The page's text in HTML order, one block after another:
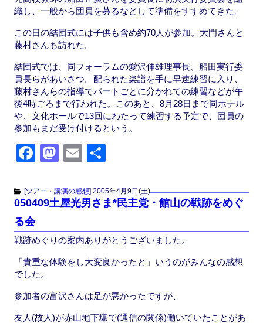
織し、一般から団員を募るなどして準備をすすめてきた。
この日の結団式には子供も含め約70人が参加。大門さんと
藤村さんも訪れた。
結団式では、同フォーラムの愛沢伸雄理事長、船田実行委
員長らがあいさつ。配られた楽譜を手に早速練習に入り、
藤村さんらの指導でパートごとに分かれての練習などが午
後4時ごろまで行われた。このあと、8月28日まで同ホテル
や、文化ホールで13回にわたって練習する予定で、団員の
参加もまだ受け付けるという。
F
c
e
b
o
o
k
M
st
o
d
o
n
E
ail
[ツアー・講演の感想] 2005年4月9日(土)
050409土屋光男さま*民主党・館山の戦跡をめぐ
る会
戦跡めぐりの案内ありがとうございました。
「貴重な体験をし大変良かったと」いうのがみんなの感想
でした。
参加者の富沢さんは足が悪かったですが、
友人(故人)が赤山地下壕で(通信の関係)働いていたことがあ